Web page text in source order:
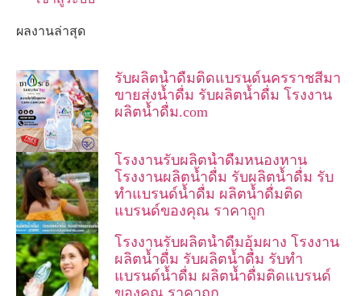
ผลงานล่าสุด
รับผลิตน้ำดื่มติดแบรนด์นครราชสีมา
ขายส่งน้ำดื่ม รับผลิตน้ำดื่ม โรงงาน
ผลิตน้ำดื่ม.com
โรงงานรับผลิตน้ำดื่มหนองหาน
โรงงานผลิตน้ำดื่ม รับผลิตน้ำดื่ม รับ
ทำแบรนด์น้ำดื่ม ผลิตน้ำดื่มติด
แบรนด์ของคุณ ราคาถูก
โรงงานรับผลิตน้ำดื่มอุ้มผาง โรงงาน
ผลิตน้ำดื่ม รับผลิตน้ำดื่ม รับทำ
แบรนด์น้ำดื่ม ผลิตน้ำดื่มติดแบรนด์
ของคุณ ราคาถูก